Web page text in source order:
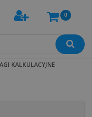
0
KALKULACYJNE